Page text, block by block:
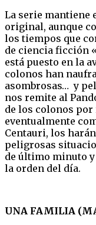
La serie mantiene
original, aunque
los tiempos que
de ciencia ficción
está puesto en la
colonos han
asombrosas… y
nos remite al
de los colonos por
eventualmente
Centauri, los
peligrosas
de último minuto
la orden del día.
UNA FAMILIA